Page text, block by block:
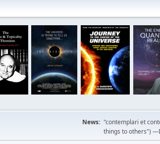
News: "contemplari et
things to others")